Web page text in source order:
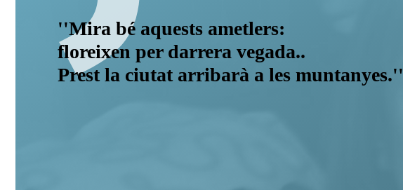
''Mira bé aquests ametlers:
floreixen per darrera vegada..
Prest la ciutat arribarà a les muntanyes.''